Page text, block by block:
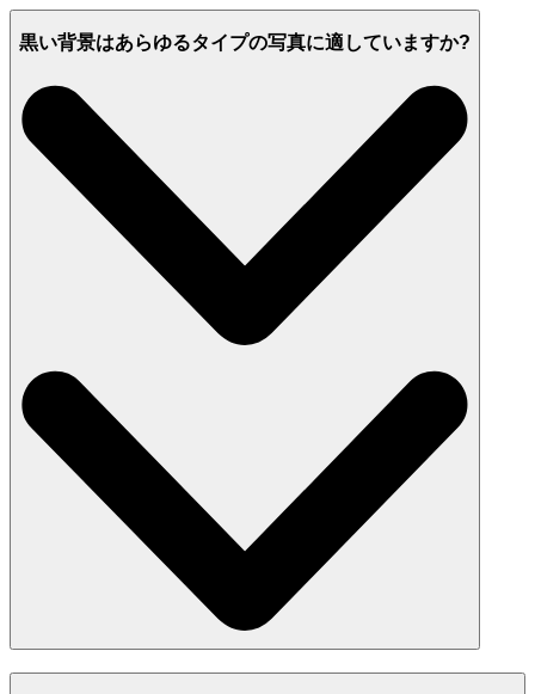
黒い背景はあらゆるタイプの写真に適していますか?